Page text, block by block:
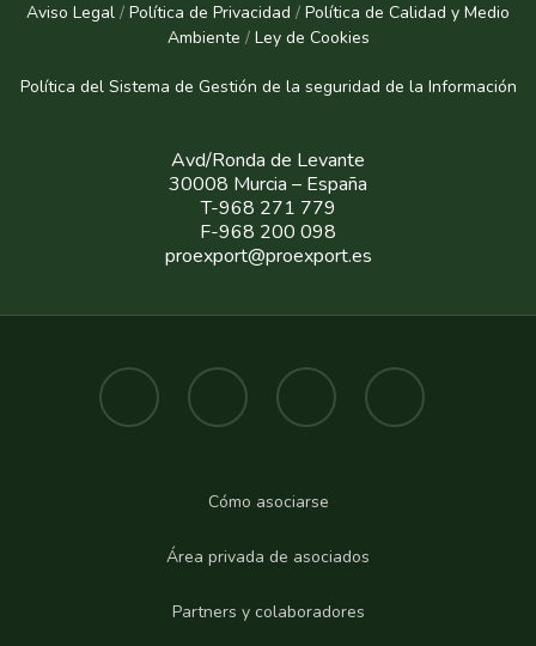
Aviso Legal / Política de Privacidad / Política de Calidad y Medio
Ambiente / Ley de Cookies
Política del Sistema de Gestión de la seguridad de la Información
Avd/Ronda de Levante
30008 Murcia – España
T-968 271 779
F-968 200 098
proexport@proexport.es
Cómo asociarse
Área privada de asociados
Partners y colaboradores